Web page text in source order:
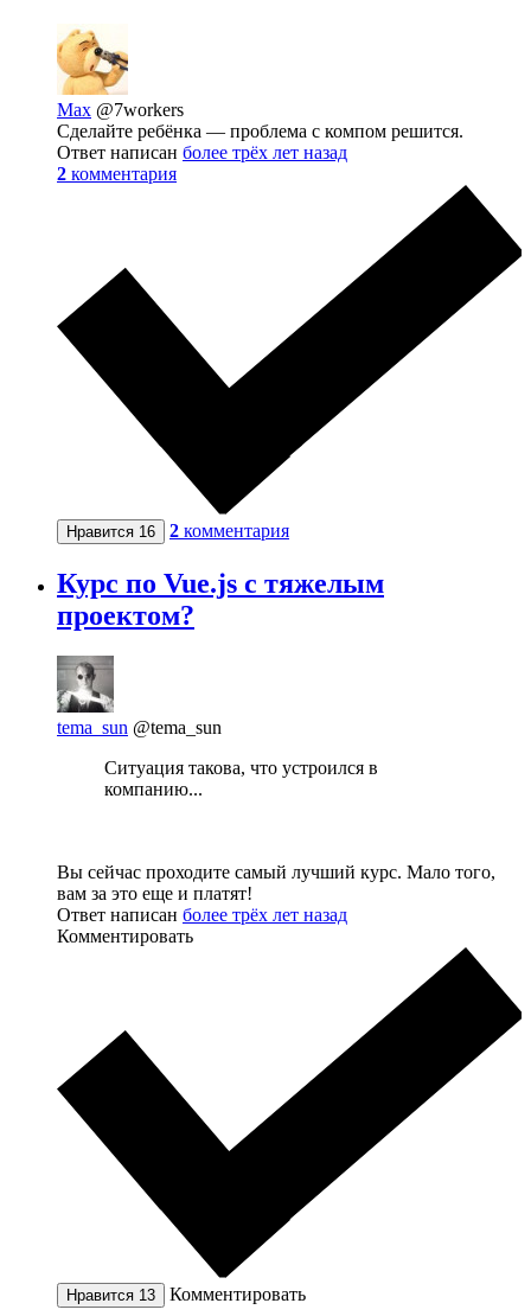
Max @7workers
Сделайте ребёнка — проблема с компом решится.
Ответ написан более трёх лет назад
2 комментария
Нравится 16 2 комментария
Курс по Vue.js с тяжелым
проектом?
tema_sun @tema_sun
Ситуация такова, что устроился в
компанию...
Вы сейчас проходите самый лучший курс. Мало того,
вам за это еще и платят!
Ответ написан более трёх лет назад
Комментировать
Нравится 13 Комментировать